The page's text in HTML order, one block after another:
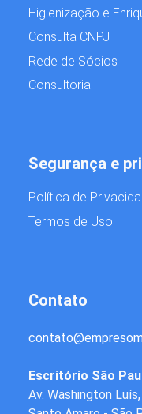
Higienização e
Consulta CNPJ
Rede de Sócios
Consultoria
Contato
contato@
Escritório São
Av. Washington
Segurança e
Política de
Termos de Uso